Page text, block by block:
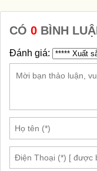
CÓ 0 BÌNH
Đánh giá: